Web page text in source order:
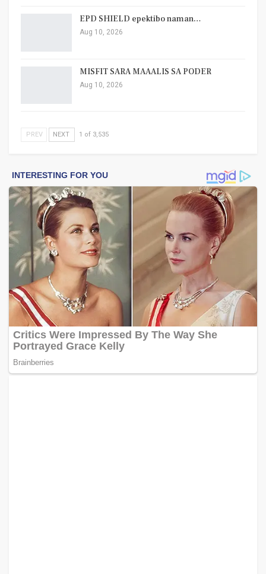
EPD SHIELD epektibo naman…
Aug 10, 2026
MISFIT SARA MAAALIS SA PODER
Aug 10, 2026
PREV NEXT 1 of 3,535